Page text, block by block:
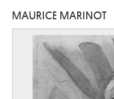
MAURICE MARINOT